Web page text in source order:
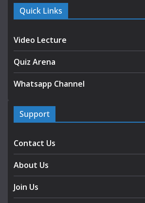
Quick Links
Video Lecture
Quiz Arena
Whatsapp Channel
Support
Contact Us
About Us
Join Us